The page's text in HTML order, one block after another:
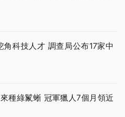
角科技人才 調查局公布17家中
種綠鬣蜥 冠軍獵人7個月領近